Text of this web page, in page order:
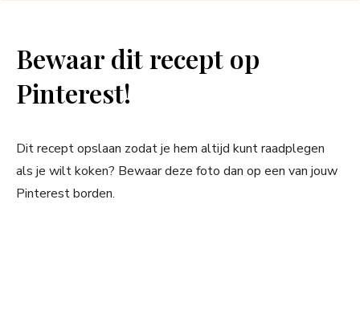
Bewaar dit recept op
Pinterest!
Dit recept opslaan zodat je hem altijd kunt raadplegen
als je wilt koken? Bewaar deze foto dan op een van jouw
Pinterest borden.